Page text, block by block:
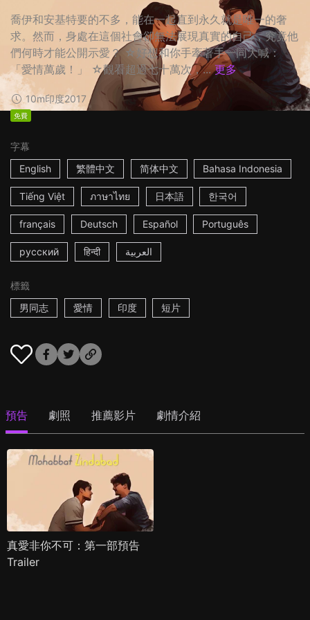
喬伊和安基特要的不多，能在一起直到永久就是唯一的奢
求。然而，身處在這個社會卻無法展現真實的自己，究竟他
們何時才能公開示愛？ ☆好想和你手牽著手一同大喊：
「愛情萬歲！」 ☆觀看超過七十萬次，... 更多
10m印度2017
免費
字幕
English
繁體中文 简体中文 Bahasa Indonesia
Tiếng Việt ภาษาไทย 日本語 한국어
français Deutsch Español Português
русский हिन्दी العربية
標籤
男同志
愛情 印度 短片
預告 劇照 推薦影片 劇情介紹
真愛非你不可：第一部預告
Trailer